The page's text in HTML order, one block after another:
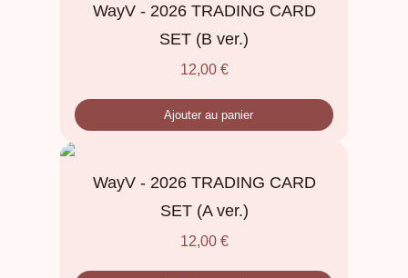
WayV - 2026 TRADING CARD
SET (B ver.)
12,00 €
Ajouter au panier
WayV - 2026 TRADING CARD
SET (A ver.)
12,00 €